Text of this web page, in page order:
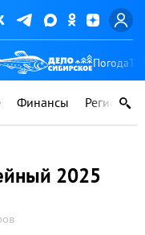
Погода
Финансы Регионы
2025